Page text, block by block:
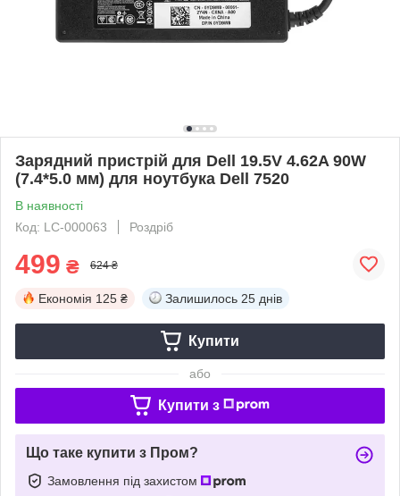
Зарядний пристрій для Dell 19.5V 4.62A 90W
(7.4*5.0 мм) для ноутбука Dell 7520
В наявності
Код: LC-000063
Роздріб
499 ₴ 624 ₴
Економія 125 ₴ Залишилось 25 днів
Купити
або
Купити з
Що таке купити з Пром?
Замовлення під захистом